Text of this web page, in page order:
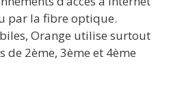
par la fibre optique.
Orange utilise surtout
de 2ème, 3ème et 4ème